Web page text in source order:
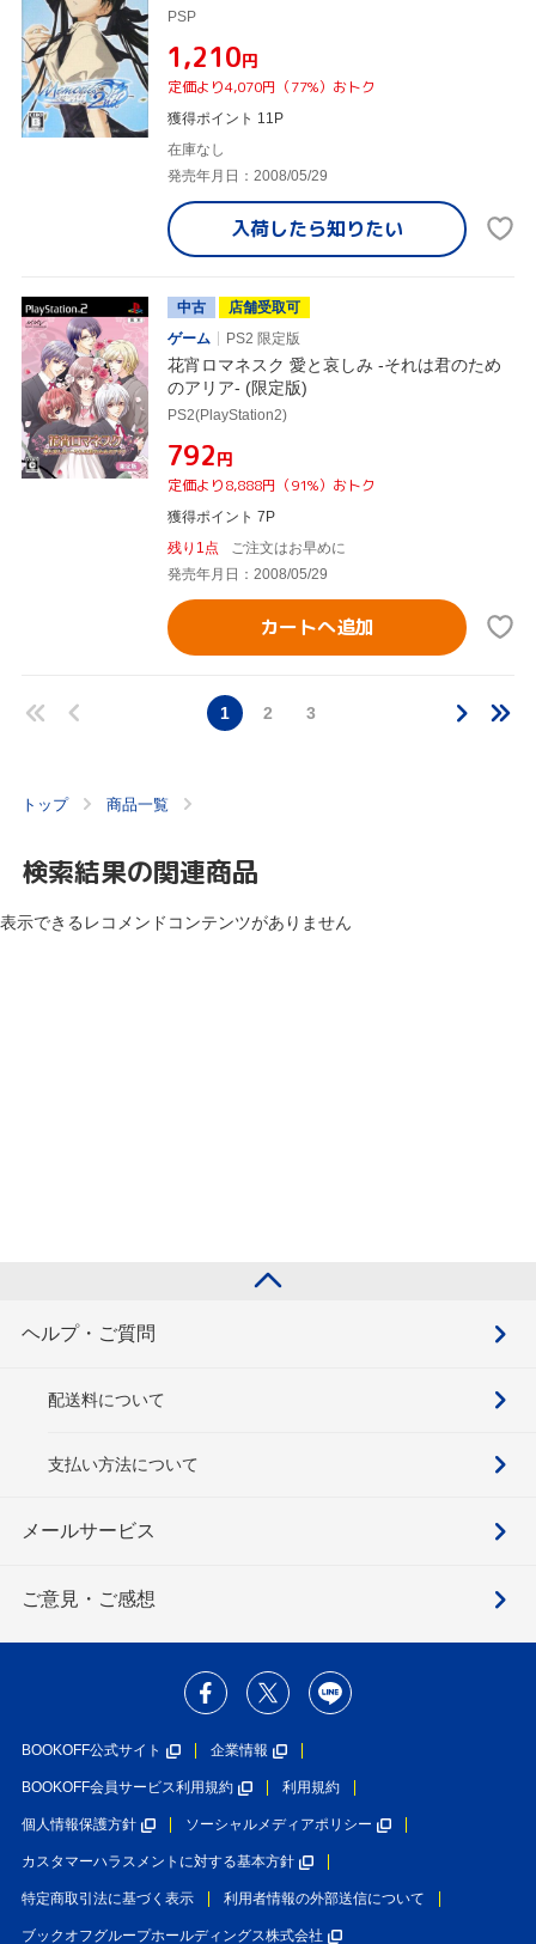
PSP
¥1,210円
定価より4,070円（77%）おトク
獲得ポイント 11P
在庫なし
発売年月日：2008/05/29
入荷したら知りたい
中古
店舗受取可
ゲーム
PS2 限定版
花宵ロマネスク 愛と哀しみ -それは君のため
のアリア- (限定版)
PS2(PlayStation2)
¥792円
定価より8,888円（91%）おトク
獲得ポイント 7P
残り1点
ご注文はお早めに
発売年月日：2008/05/29
カートへ追加
1 2 3
トップ 商品一覧
検索結果の関連商品
表示できるレコメンドコンテンツがありません
ヘルプ・ご質問
配送料について
支払い方法について
メールサービス
ご意見・ご感想
BOOKOFF公式サイト 企業情報
BOOKOFF会員サービス利用規約 利用規約
個人情報保護方針 ソーシャルメディアポリシー
カスタマーハラスメントに対する基本方針
特定商取引法に基づく表示 利用者情報の外部送信について
ブックオフグループホールディングス株式会社